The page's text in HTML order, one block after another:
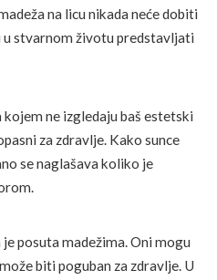
na licu nikada neće dobiti
u stvarnom životu predstavljati
kojem ne izgledaju baš estetski
za zdravlje. Kako sunce
se naglašava koliko je
posuta madežima. Oni mogu
biti poguban za zdravlje. U